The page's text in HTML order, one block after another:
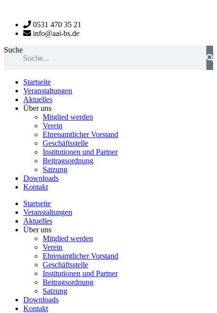
wechseln 0531 470 35 21
info@aai-bs.de
Suche
Startseite
Veranstaltungen
Aktuelles
Über uns
Mitglied werden
Verein
Ehrenamtlicher Vorstand
Geschäftsstelle
Institutionen und Partner
Beitragsordnung
Satzung
Downloads
Kontakt
Startseite
Veranstaltungen
Aktuelles
Über uns
Mitglied werden
Verein
Ehrenamtlicher Vorstand
Geschäftsstelle
Institutionen und Partner
Beitragsordnung
Satzung
Downloads
Kontakt